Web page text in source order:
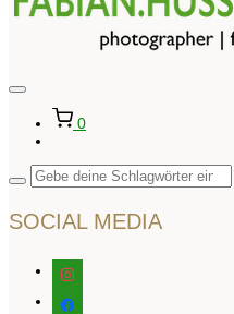
Seitenleiste
Navigation
umschalten
0
SOCIAL MEDIA
instagram
facebook